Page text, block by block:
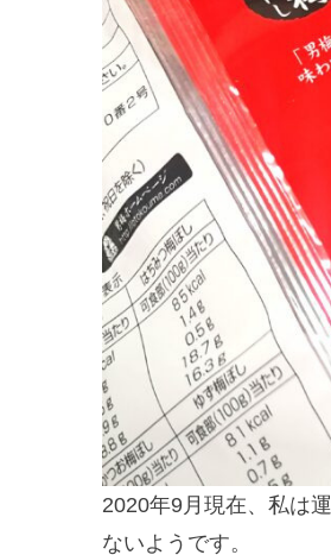
2020年9月現在、私は
ないようです。